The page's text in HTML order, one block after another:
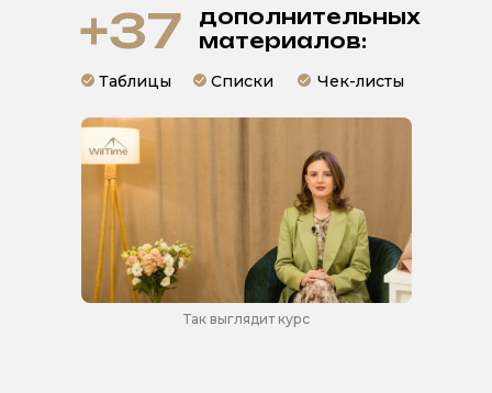
Так выглядит курс
+37
дополнительных
материалов:
Таблицы Списки Чек-листы